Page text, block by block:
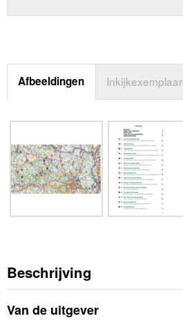
Afbeeldingen Inkijkexemplaar
Beschrijving
Van de uitgever